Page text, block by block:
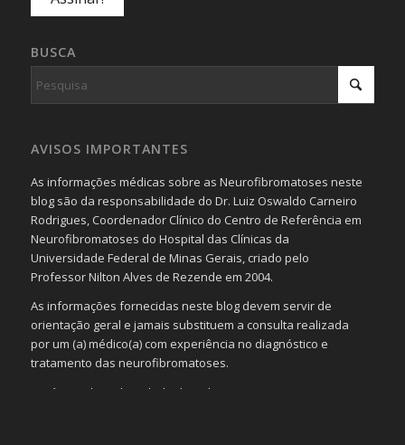
BUSCA
AVISOS IMPORTANTES
As informações médicas sobre as Neurofibromatoses neste
blog são da responsabilidade do Dr. Luiz Oswaldo Carneiro
Rodrigues, Coordenador Clínico do Centro de Referência em
Neurofibromatoses do Hospital das Clínicas da
Universidade Federal de Minas Gerais, criado pelo
Professor Nilton Alves de Rezende em 2004.
As informações fornecidas neste blog devem servir de
orientação geral e jamais substituem a consulta realizada
por um (a) médico(a) com experiência no diagnóstico e
tratamento das neurofibromatoses.
Será omitida a identidade de todas as pessoas que